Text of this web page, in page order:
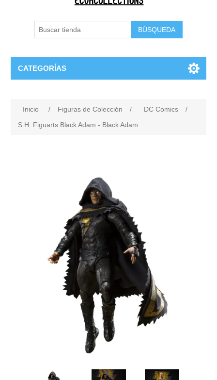
BÚSQUEDA
CATEGORÍAS
Inicio / Figuras de Colección / DC Comics
/
S.H. Figuarts Black Adam - Black Adam